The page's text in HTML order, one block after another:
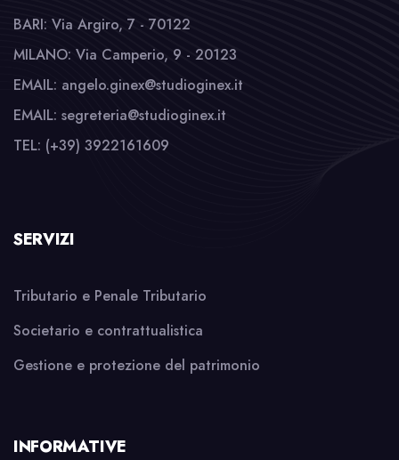
BARI: Via Argiro, 7 - 70122
MILANO: Via Camperio, 9 - 20123
EMAIL: angelo.ginex@studioginex.it
EMAIL: segreteria@studioginex.it
TEL: (+39) 3922161609
SERVIZI
Tributario e Penale Tributario
Societario e contrattualistica
Gestione e protezione del patrimonio
INFORMATIVE